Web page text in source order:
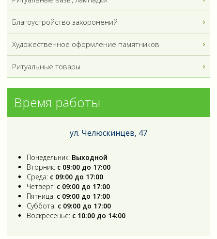
Благоустройство захоронений
Художественное оформление памятников
Ритуальные товары
Время работы
ул. Челюскинцев, 47
Понедельник: Выходной
Вторник: с 09:00 до 17:00
Среда: с 09:00 до 17:00
Четверг: с 09:00 до 17:00
Пятница: с 09:00 до 17:00
Суббота: с 09:00 до 17:00
Воскресенье: с 10:00 до 14:00